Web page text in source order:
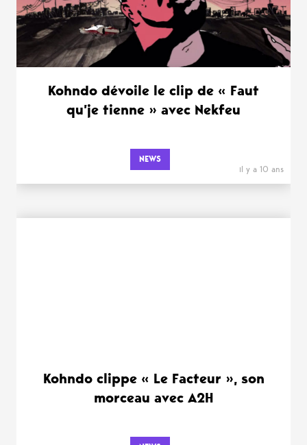
Kohndo dévoile le clip de « Faut
qu’je tienne » avec Nekfeu
NEWS
il y a 10 ans
Kohndo clippe « Le Facteur », son
morceau avec A2H